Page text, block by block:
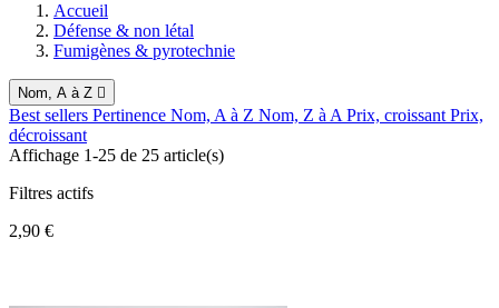
Accueil
Défense & non létal
Fumigènes & pyrotechnie
Nom, A à Z 
Best sellers Pertinence Nom, A à Z Nom, Z à A Prix, croissant Prix,
décroissant
Affichage 1-25 de 25 article(s)
Filtres actifs
2,90 €